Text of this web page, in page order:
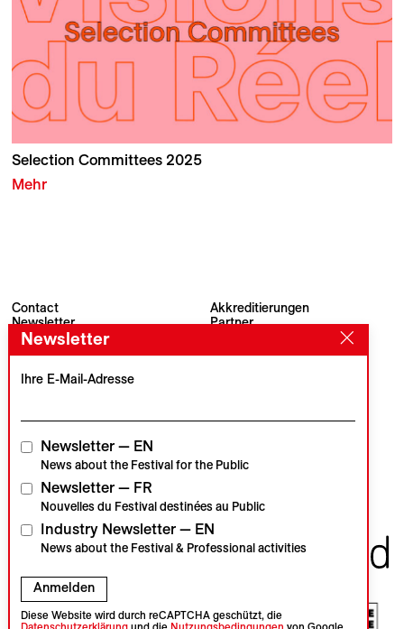
Selection Committees 2025
Mehr
Contact
Newsletter
Archiv
Akkreditierungen
Partner
Visions du Réel
Place du Marché 2
CH–1260 Nyon
#VisionsduReel
Hauptpartner Medienpartner
Institutionelle Partner
Newsletter
Ihre E-Mail-Adresse
Newsletter — EN
News about the Festival for the Public
Newsletter — FR
Nouvelles du Festival destinées au Public
Industry Newsletter — EN
News about the Festival & Professional activities
Anmelden
Diese Website wird durch reCAPTCHA geschützt, die